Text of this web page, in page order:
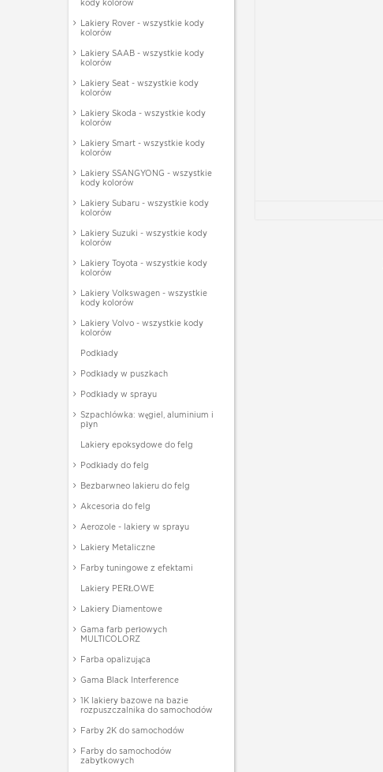
kody kolorów
Lakiery Rover - wszystkie kody
kolorów
Lakiery SAAB - wszystkie kody
kolorów
Lakiery Seat - wszystkie kody
kolorów
Lakiery Skoda - wszystkie kody
kolorów
Lakiery Smart - wszystkie kody
kolorów
Lakiery SSANGYONG - wszystkie
kody kolorów
Lakiery Subaru - wszystkie kody
kolorów
Lakiery Suzuki - wszystkie kody
kolorów
Lakiery Toyota - wszystkie kody
kolorów
Lakiery Volkswagen - wszystkie
kody kolorów
Lakiery Volvo - wszystkie kody
kolorów
Podkłady
Podkłady w puszkach
Podkłady w sprayu
Szpachlówka: węgiel, aluminium i
płyn
Lakiery epoksydowe do felg
Podkłady do felg
Bezbarwneo lakieru do felg
Akcesoria do felg
Aerozole - lakiery w sprayu
Lakiery Metaliczne
Farby tuningowe z efektami
Lakiery PERŁOWE
Lakiery Diamentowe
Gama farb perłowych
MULTICOLORZ
Farba opalizująca
Gama Black Interference
1K lakiery bazowe na bazie
rozpuszczalnika do samochodów
Farby 2K do samochodów
Farby do samochodów
zabytkowych